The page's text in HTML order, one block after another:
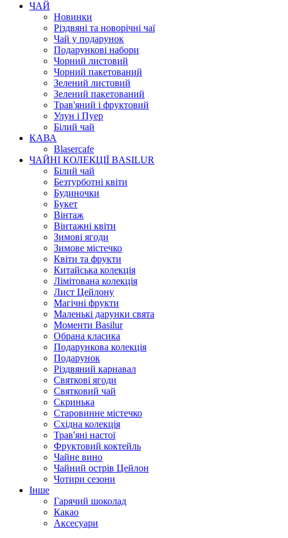
ЧАЙ
Новинки
Різдвяні та новорічні чаї
Чай у подарунок
Подарункові набори
Чорний листовий
Чорний пакетований
Зелений листовий
Зелений пакетований
Трав'яний і фруктовий
Улун і Пуер
Білий чай
КАВА
Blasercafe
ЧАЙНІ КОЛЕКЦІЇ BASILUR
Білий чай
Безтурботні квіти
Будиночки
Букет
Вінтаж
Вінтажні квіти
Зимові ягоди
Зимове містечко
Квіти та фрукти
Китайська колекція
Лімітована колекція
Лист Цейлону
Магічні фрукти
Маленькі дарунки свята
Моменти Basilur
Обрана класика
Подарункова колекція
Подарунок
Різдвяний карнавал
Святкові ягоди
Святковий чай
Скринька
Старовинне містечко
Східна колекція
Трав'яні настої
Фруктовий коктейль
Чайне вино
Чайний острів Цейлон
Чотири сезони
Інше
Гарячий шоколад
Какао
Аксесуари